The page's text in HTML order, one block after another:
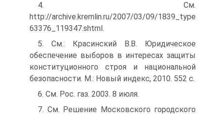
4. См.
http://archive.kremlin.ru/2007/03/09/1839_type
63376_119347.shtml.
5. См.: Красинский В.В. Юридическое
обеспечение выборов в интересах защиты
конституционного строя и национальной
безопасности. М.: Новый индекс, 2010. 552 с.
6. См. Рос. газ. 2003. 8 июля.
7. См. Решение Московского городского